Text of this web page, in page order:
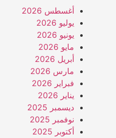
أغسطس 2026
يوليو 2026
يونيو 2026
مايو 2026
أبريل 2026
مارس 2026
فبراير 2026
يناير 2026
ديسمبر 2025
نوفمبر 2025
أكتوبر 2025